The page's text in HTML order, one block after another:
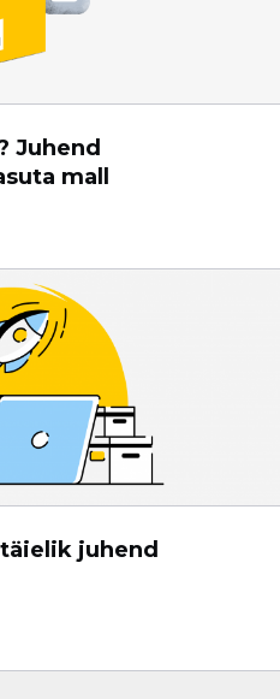
Juhend
mall
juhend